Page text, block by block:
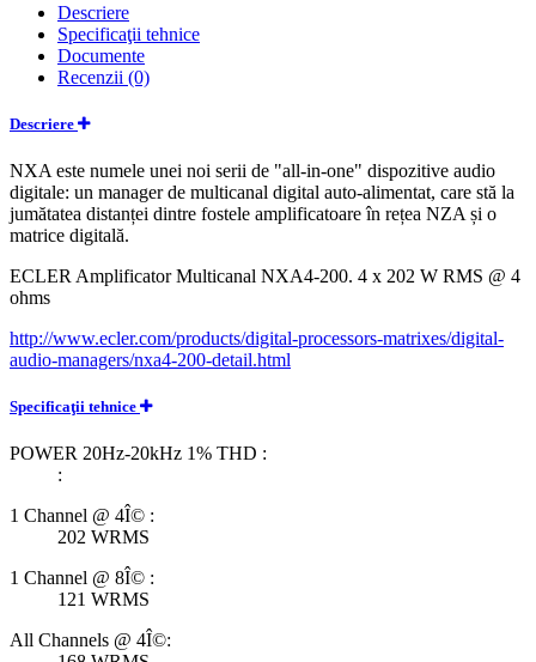
Descriere
Specificaţii tehnice
Documente
Recenzii (0)
Descriere
NXA este numele unei noi serii de "all-in-one" dispozitive audio
digitale: un manager de multicanal digital auto-alimentat, care stă la
jumătatea distanței dintre fostele amplificatoare în rețea NZA și o
matrice digitală.
ECLER Amplificator Multicanal NXA4-200. 4 x 202 W RMS @ 4
ohms
http://www.ecler.com/products/digital-processors-matrixes/digital-
audio-managers/nxa4-200-detail.html
Specificaţii tehnice
POWER 20Hz-20kHz 1% THD :
:
1 Channel @ 4Î© :
202 WRMS
1 Channel @ 8Î© :
121 WRMS
All Channels @ 4Î©: